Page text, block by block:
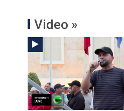
Video »